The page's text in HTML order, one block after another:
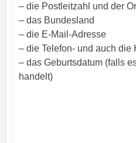
– die Postleitzahl und der
– das Bundesland
– die E-Mail-Adresse
– die Telefon- und auch die
– das Geburtsdatum (falls
handelt)